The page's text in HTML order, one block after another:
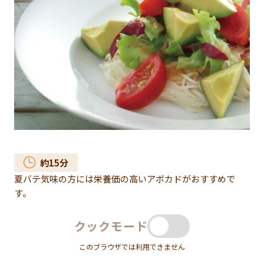
約15分
夏バテ気味の方には栄養価の高いアボカドがおすすめで
す。
クックモード
このブラウザでは利用できません